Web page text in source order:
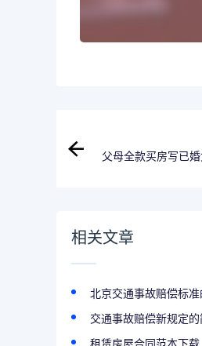
父母全款买房写已
相关文章
北京交通事故赔偿标
交通事故赔偿新规定
租赁房屋合同范本下载